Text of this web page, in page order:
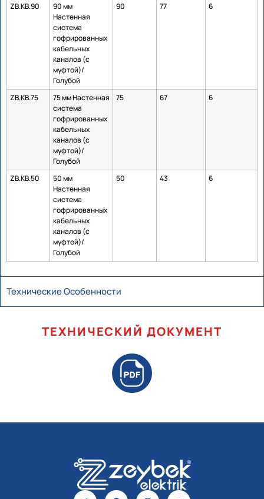
ZB.KB.90
90 мм
Настенная
система
гофрированных
кабельных
каналов (с
муфтой)/
Голубой
90 77 6
ZB.KB.75
75 мм Настенная
система
гофрированных
кабельных
каналов (с
муфтой)/
Голубой
75 67 6
ZB.KB.50
50 мм
Настенная
система
гофрированных
кабельных
каналов (с
муфтой)/
Голубой
50 43 6
Технические Особенности
ТЕХНИЧЕСКИЙ ДОКУМЕНТ